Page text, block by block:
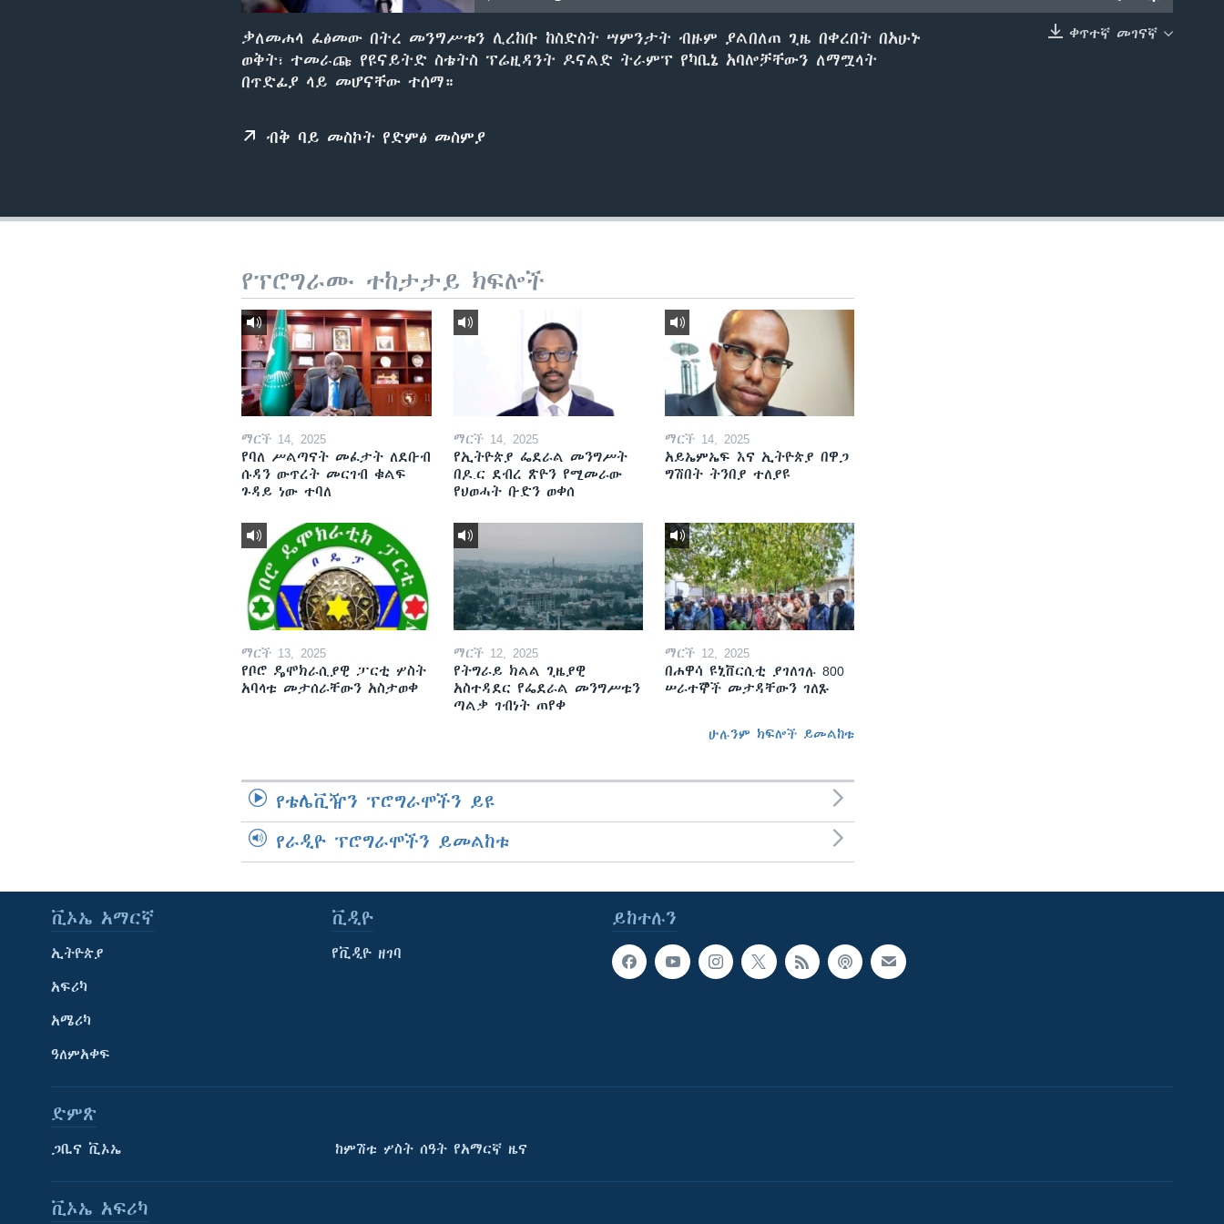
ቀጥተኛ መገናኛ
ቃለመሐላ ፈፅመው በትረ መንግሥቱን ሊረከቡ ከስድስት ሣምንታት ብዙም ያልበለጠ ጊዜ በቀረበት በአሁኑ
ወቅት፣ ተመራጩ የዩናይትድ ስቴትስ ፕሬዚዳንት ዶናልድ ትራምፕ የካቢኔ አባሎቻቸውን ለማሟላት
በጥድፊያ ላይ መሆናቸው ተሰማ።
ብቅ ባይ መስኮት የድምፅ መስምያ
የፕሮግራሙ ተከታታይ ክፍሎች
ማርች 14, 2025
የባለ ሥልጣናት መፈታት ለደቡብ
ሱዳን ውጥረት መርገብ ቁልፍ
ጉዳይ ነው ተባለ
ማርች 14, 2025
የኢትዮጵያ ፌደራል መንግሥት
በዶ.ር ደብረ ጽዮን የሚመራው
የህወሓት ቡድን ወቀሰ
ማርች 14, 2025
አይኤምኤፍ እና ኢትዮጵያ በዋጋ
ግሽበት ትንበያ ተለያዩ
ማርች 13, 2025
የቦሮ ዴሞክራሲያዊ ፓርቲ ሦስት
አባላቱ መታሰራቸውን አስታወቀ
ማርች 12, 2025
የትግራይ ክልል ጊዜያዊ
አስተዳደር የፌደራል መንግሥቱን
ጣልቃ ገብነት ጠየቀ
ማርች 12, 2025
በሐዋሳ ዩኒቨርሲቲ ያገለገሉ 800
ሠራተኞች መታዳቸውን ገለጹ
ሁሉንም ክፍሎች ይመልከቱ
የቴሌቪዥን ፕሮግራሞችን ይዩ
የራዲዮ ፕሮግራሞችን ይመልከቱ
ይከተሉን
ቪኦኤ አማርኛ
ኢትዮጵያ
አፍሪካ
አሜሪካ
ዓለምአቀፍ
ቪዲዮ
የቪዲዮ ዘገባ
ድምጽ
ጋቢና ቪኦኤ ከምሽቱ ሦስት ሰዓት የአማርኛ ዜና
ቪኦኤ አፍሪካ